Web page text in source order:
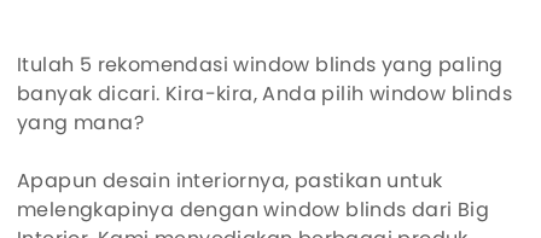
Itulah 5 rekomendasi window blinds yang paling
banyak dicari. Kira-kira, Anda pilih window blinds
yang mana?
Apapun desain interiornya, pastikan untuk
melengkapinya dengan window blinds dari Big